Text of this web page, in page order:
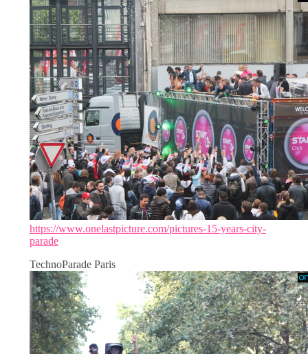
https://www.onelastpicture.com/pictures-15-years-city-
parade
TechnoParade Paris